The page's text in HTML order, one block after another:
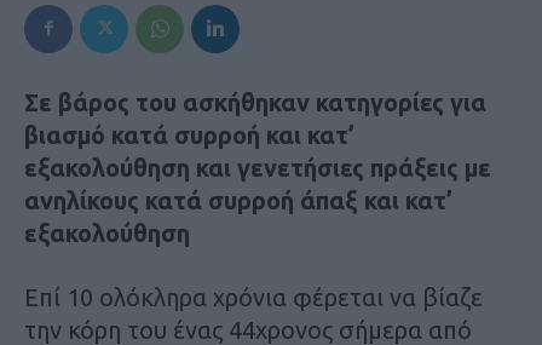
Σε βάρος του ασκήθηκαν κατηγορίες για
βιασμό κατά συρροή και κατ’
εξακολούθηση και γενετήσιες πράξεις με
ανηλίκους κατά συρροή άπαξ και κατ’
εξακολούθηση
Επί 10 ολόκληρα χρόνια φέρεται να βίαζε
την κόρη του ένας 44χρονος σήμερα από